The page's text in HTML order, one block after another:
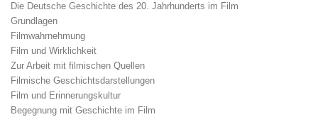
Die Deutsche Geschichte des 20. Jahrhunderts im Film
Grundlagen
Filmwahrnehmung
Film und Wirklichkeit
Zur Arbeit mit filmischen Quellen
Filmische Geschichtsdarstellungen
Film und Erinnerungskultur
Begegnung mit Geschichte im Film